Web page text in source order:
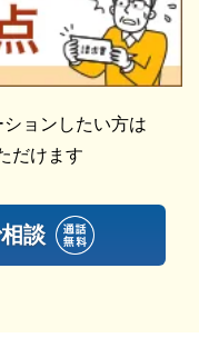
安心ください。
細情報
介いたします。
す
能です。
も執り行えます。
ョンしたい方は
だけます
談